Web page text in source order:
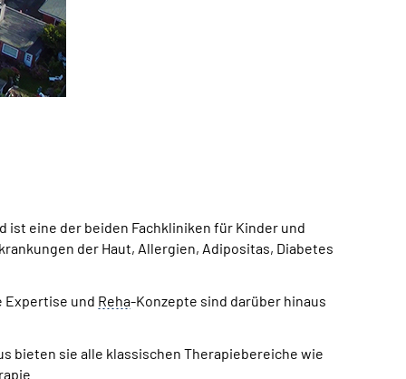
ist eine der beiden Fachkliniken für Kinder und
der Haut, Allergien, Adipositas, Diabetes
Expertise und Reha-Konzepte sind darüber hinaus
bieten sie alle klassischen Therapiebereiche wie